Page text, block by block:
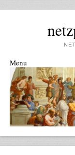
Menu
Skip to content